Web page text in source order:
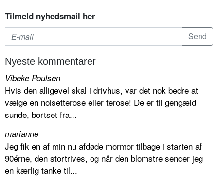
Tilmeld nyhedsmail her
Nyeste kommentarer
Vibeke Poulsen
Hvis den alligevel skal i drivhus, var det nok bedre at
vælge en noisetterose eller terose! De er til gengæld
sunde, bortset fra...
marianne
Jeg fik en af min nu afdøde mormor tilbage i starten af
90érne, den stortrives, og når den blomstre sender jeg
en kærlig tanke til...